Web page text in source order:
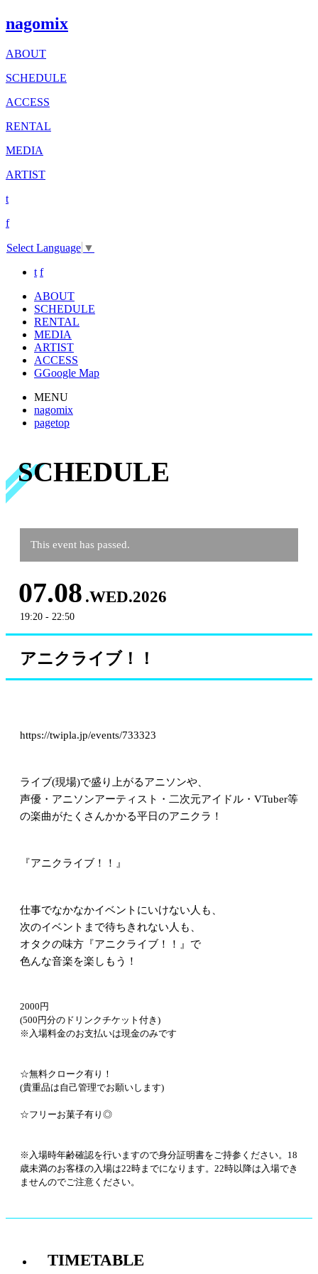
nagomix
ABOUT
SCHEDULE
ACCESS
RENTAL
MEDIA
ARTIST
t
f
Select Language ▼
t f
ABOUT
SCHEDULE
RENTAL
MEDIA
ARTIST
ACCESS
GGoogle Map
MENU
nagomix
pagetop
SCHEDULE
This event has passed.
07.08 .WED.2026
19:20 - 22:50
アニクライブ！！
https://twipla.jp/events/733323
ライブ(現場)で盛り上がるアニソンや、
声優・アニソンアーティスト・二次元アイドル・VTuber等
の楽曲がたくさんかかる平日のアニクラ！
『アニクライブ！！』
仕事でなかなかイベントにいけない人も、
次のイベントまで待ちきれない人も、
オタクの味方『アニクライブ！！』で
色んな音楽を楽しもう！
2000円
(500円分のドリンクチケット付き)
※入場料金のお支払いは現金のみです
☆無料クローク有り！
(貴重品は自己管理でお願いします)
☆フリーお菓子有り◎
※入場時年齢確認を行いますので身分証明書をご持参ください。18
歳未満のお客様の入場は22時までになります。22時以降は入場でき
ませんのでご注意ください。
TIMETABLE